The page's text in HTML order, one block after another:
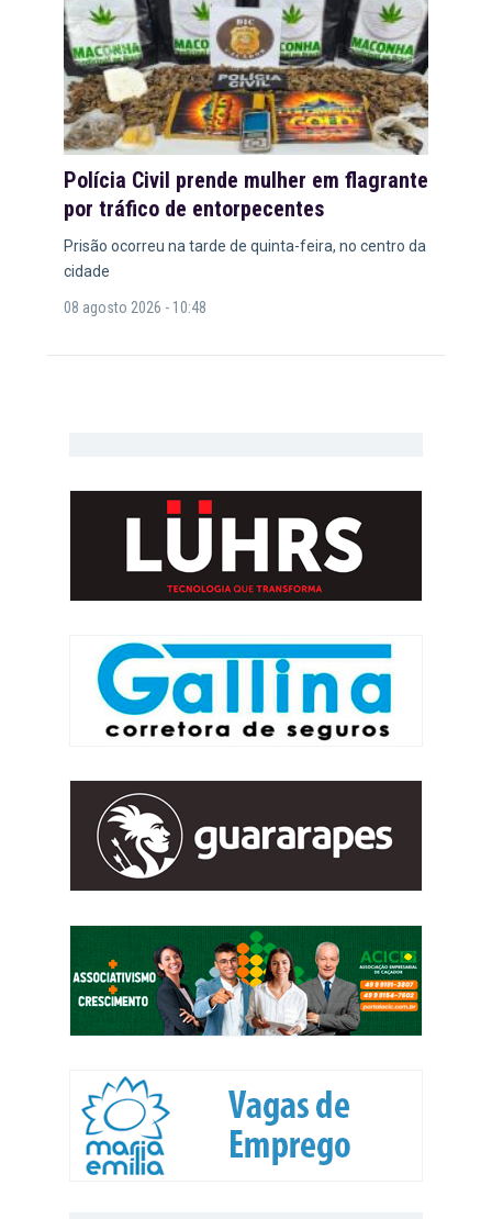
Polícia Civil prende mulher em flagrante
por tráfico de entorpecentes
Prisão ocorreu na tarde de quinta-feira, no centro da
cidade
08 agosto 2026 - 10:48